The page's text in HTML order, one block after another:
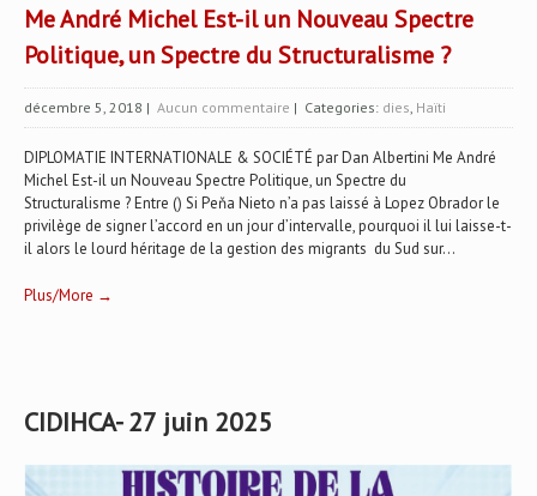
Me André Michel Est-il un Nouveau Spectre
Politique, un Spectre du Structuralisme ?
décembre 5, 2018 | Aucun commentaire | Categories: dies, Haïti
DIPLOMATIE INTERNATIONALE & SOCIÉTÉ par Dan Albertini Me André
Michel Est-il un Nouveau Spectre Politique, un Spectre du
Structuralisme ? Entre () Si Peňa Nieto n’a pas laissé à Lopez Obrador le
privilège de signer l’accord en un jour d’intervalle, pourquoi il lui laisse-t-
il alors le lourd héritage de la gestion des migrants du Sud sur...
Plus/More →
CIDIHCA- 27 juin 2025